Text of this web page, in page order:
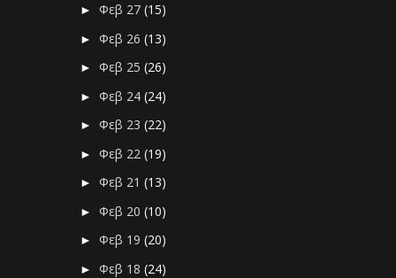
►Φεβ 27(15)
►Φεβ 26(13)
►Φεβ 25(26)
►Φεβ 24(24)
►Φεβ 23(22)
►Φεβ 22(19)
►Φεβ 21(13)
►Φεβ 20(10)
►Φεβ 19(20)
►Φεβ 18(24)